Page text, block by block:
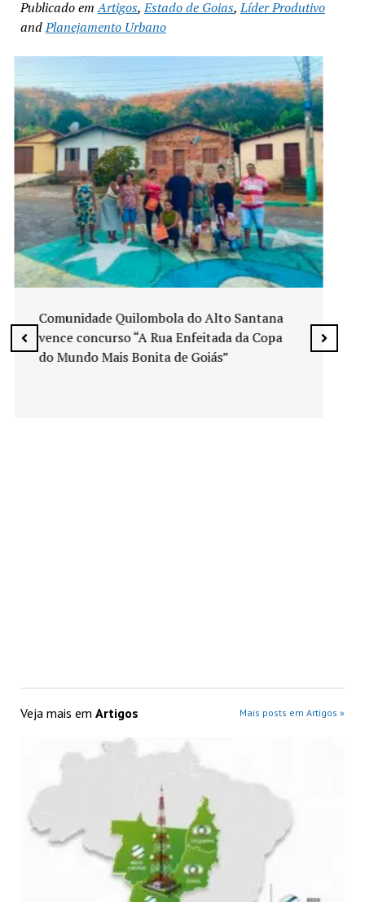
Publicado em Artigos,Estado de Goias,Líder Produtivo
andPlanejamento Urbano
Exposição “Arte em Cores” leva pinturas a
espaços públicos de Senador Canedo
Veja mais em Artigos Mais posts em Artigos »